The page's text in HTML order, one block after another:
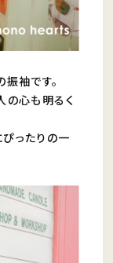
袖です。
の心も明るく
ったりの一